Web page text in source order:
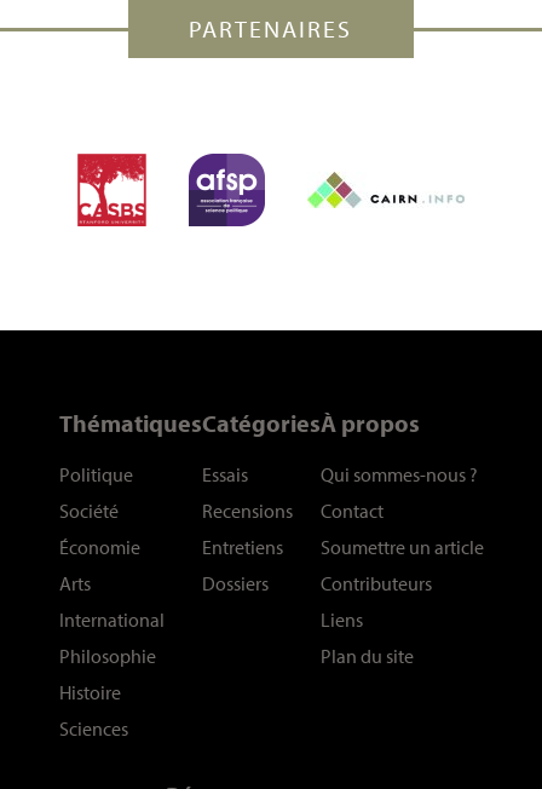
PARTENAIRES
Thématiques
Politique
Société
Économie
Arts
International
Philosophie
Histoire
Sciences
Catégories
Essais
Recensions
Entretiens
Dossiers
À propos
Qui sommes-nous ?
Contact
Soumettre un article
Contributeurs
Liens
Plan du site